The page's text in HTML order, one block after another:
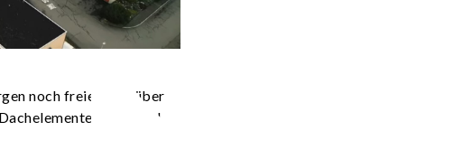
noch freie Sicht über
Nach und